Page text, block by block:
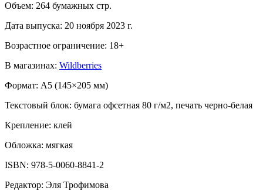
Объем: 264 бумажных стр.
Дата выпуска: 20 ноября 2023 г.
Возрастное ограничение: 18+
В магазинах: Wildberries
Формат: A5 (145×205 мм)
Текстовый блок: бумага офсетная 80 г/м2, печать черно-белая
Крепление: клей
Обложка: мягкая
ISBN: 978-5-0060-8841-2
Редактор: Эля Трофимова